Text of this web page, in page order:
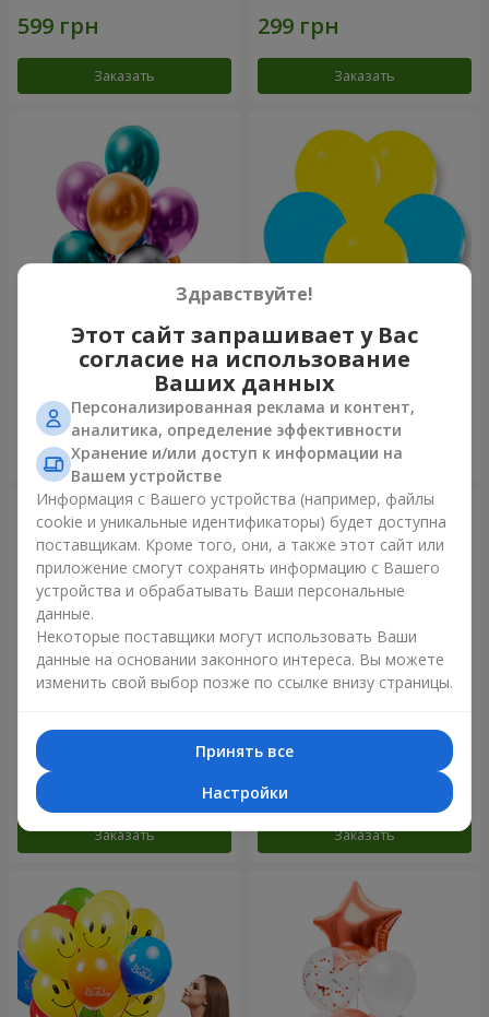
Заказать Заказать
Фонтан шаров "Полярное
Заказать
Коллекция шаров "Украина"
Заказать
Коллекция шариков
"Веселый День Рождения" -
7 шариков
Заказать
Микс гелиевых шариков
"Поздравление!"
Заказать
Здравствуйте!
Этот сайт запрашивает у Вас
согласие на использование
Ваших данных
Персонализированная реклама и контент,
аналитика, определение эффективности
Хранение и/или доступ к информации на
Вашем устройстве
Информация с Вашего устройства (например, файлы
cookie и уникальные идентификаторы) будет доступна
поставщикам. Кроме того, они, а также этот сайт или
приложение смогут сохранять информацию с Вашего
устройства и обрабатывать Ваши персональные
данные.
Некоторые поставщики могут использовать Ваши
данные на основании законного интереса. Вы можете
изменить свой выбор позже по ссылке внизу страницы.
Принять все
Настройки